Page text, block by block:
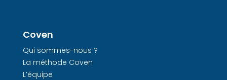
Coven
Qui sommes-nous ?
La méthode Coven
L’équipe